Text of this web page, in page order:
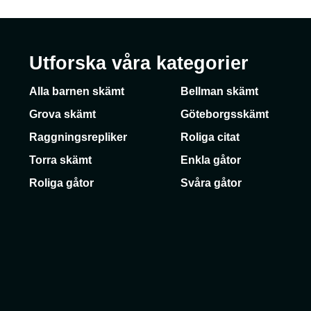
Utforska våra kategorier
Alla barnen skämt Bellman skämt
Grova skämt
Göteborgsskämt
Raggningsrepliker
Roliga citat
Torra skämt
Enkla gåtor
Roliga gåtor
Svåra gåtor